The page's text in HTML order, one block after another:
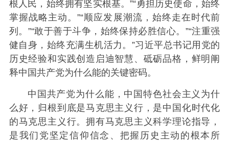
根人民，始终拥有坚实根基。”“勇担历史使命，始终
掌握战略主动。”“顺应发展潮流，始终走在时代前
列。”“敢于善于斗争，始终保持必胜信心。”“注重强
健自身，始终充满生机活力。”习近平总书记用党的
历史经验和实践创造启迪智慧、砥砺品格，鲜明阐
释中国共产党为什么能的关键密码。
中国共产党为什么能，中国特色社会主义为什
么好，归根到底是马克思主义行，是中国化时代化
的马克思主义行。拥有马克思主义科学理论指导，
是我们党坚定信仰信念、把握历史主动的根本所